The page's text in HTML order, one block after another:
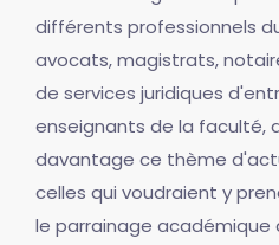
différents professionnels
avocats, magistrats,
de services juridiques
enseignants de la faculté,
davantage ce thème
celles qui voudraient y
le parrainage académique